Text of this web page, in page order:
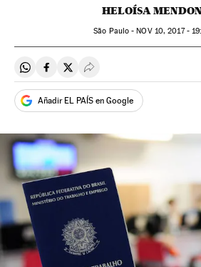
HELOÍSA
São Paulo -NOV10, 2017 -
Compartir en Whatsapp
Compartir en Facebook
Compartir en Twitter
Desplegar Redes
Añadir EL PAÍS en Google